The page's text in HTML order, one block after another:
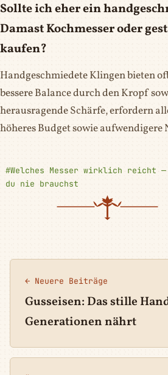
Sollte ich eher ein
Damast Kochmesser oder
kaufen?
Handgeschmiedete Klingen bieten
bessere Balance durch den Kropf
herausragende Schärfe, erfordern
höheres Budget sowie aufwendigere
#Welches Messer wirklich reicht
du nie brauchst
← Neuere Beiträge
Gusseisen: Das stille
Generationen nährt